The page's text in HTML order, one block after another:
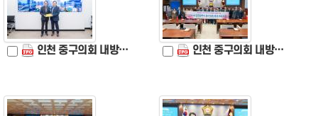
인천 중구의회 내방 (14).jpg 인천 중구의회 내방 (15).jpg